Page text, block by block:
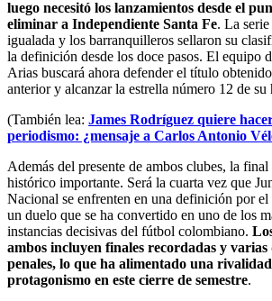
luego necesitó los lanzamientos desde el
eliminar a Independiente Santa Fe. La
igualada y los barranquilleros sellaron su
la definición desde los doce pasos. El equipo
Arias buscará ahora defender el título
anterior y alcanzar la estrella número 12 de su
(También lea: James Rodríguez quiere
periodismo: ¿mensaje a Carlos Antonio
Además del presente de ambos clubes, la
histórico importante. Será la cuarta vez que
Nacional se enfrenten en una definición por
un duelo que se ha convertido en uno de los
instancias decisivas del fútbol colombiano.
ambos incluyen finales recordadas y
penales, lo que ha alimentado una
protagonismo en este cierre de semestre.